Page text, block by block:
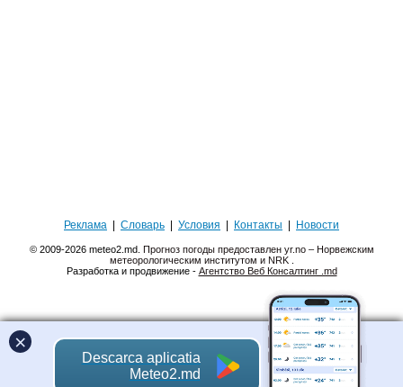
Реклама Словарь Условия Контакты Новости
© 2009-2026 meteo2.md. Прогноз погоды предоставлен yr.no – Норвежским
метеорологическим институтом и NRK
Разработка и продвижение - Агентство Веб Консалтинг .md
×
Descarca aplicatia
Meteo2.md